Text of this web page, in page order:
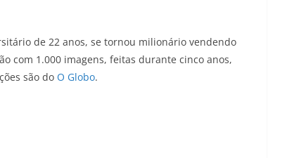
de 22 anos, se tornou milionário vendendo
com 1.000 imagens, feitas durante cinco anos,
são do O Globo.